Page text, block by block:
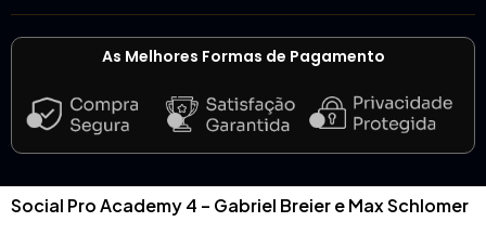
As Melhores Formas de Pagamento
Social Pro Academy 4 – Gabriel Breier e Max Schlomer